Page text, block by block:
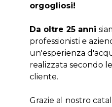
orgogliosi!
Da oltre 25 anni
professionisti e
un'esperienza
realizzata secondo
cliente.
Grazie al nostro